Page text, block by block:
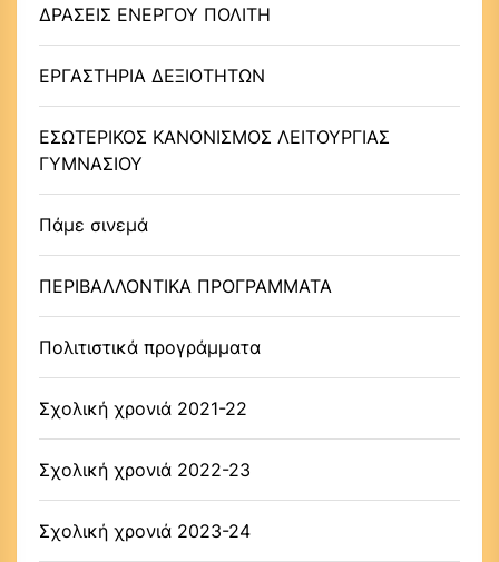
ΔΡΑΣΕΙΣ ΕΝΕΡΓΟΥ ΠΟΛΙΤΗ
ΕΡΓΑΣΤΗΡΙΑ ΔΕΞΙΟΤΗΤΩΝ
ΕΣΩΤΕΡΙΚΟΣ ΚΑΝΟΝΙΣΜΟΣ ΛΕΙΤΟΥΡΓΙΑΣ
ΓΥΜΝΑΣΙΟΥ
Πάμε σινεμά
ΠΕΡΙΒΑΛΛΟΝΤΙΚΑ ΠΡΟΓΡΑΜΜΑΤΑ
Πολιτιστικά προγράμματα
Σχολική χρονιά 2021-22
Σχολική χρονιά 2022-23
Σχολική χρονιά 2023-24